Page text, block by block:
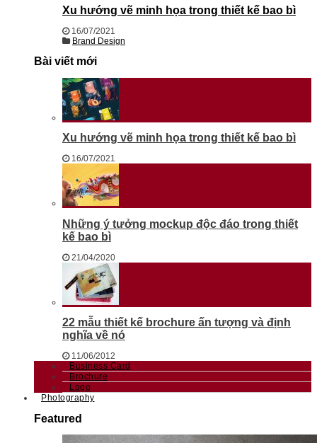
Xu hướng vẽ minh họa trong thiết kế bao bì
16/07/2021
Brand Design
Bài viết mới
Xu hướng vẽ minh họa trong thiết kế bao bì
16/07/2021
Những ý tưởng mockup độc đáo trong thiết
kế bao bì
21/04/2020
22 mẫu thiết kế brochure ấn tượng và định
nghĩa về nó
11/06/2012
Business Card
Brochure
Logo
Photography
Featured